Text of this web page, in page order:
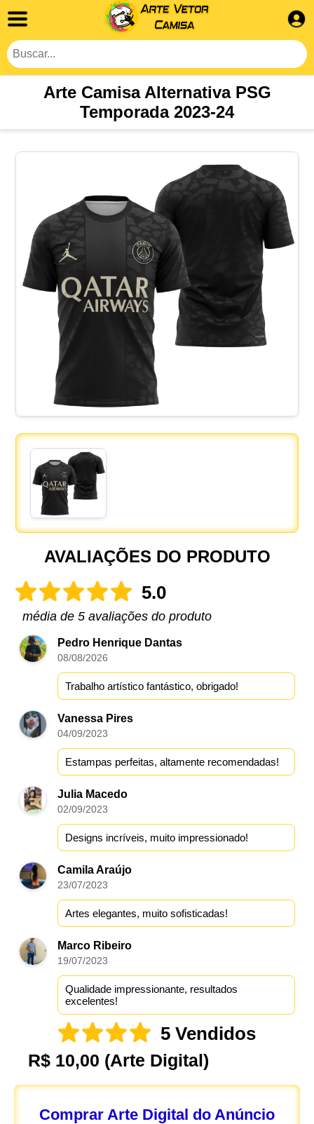
Arte Camisa Alternativa PSG
Temporada 2023-24
AVALIAÇÕES DO PRODUTO
5.0
média de 5 avaliações do produto
Pedro Henrique Dantas
08/08/2026
Trabalho artístico fantástico, obrigado!
Vanessa Pires
04/09/2023
Estampas perfeitas, altamente recomendadas!
Julia Macedo
02/09/2023
Designs incríveis, muito impressionado!
Camila Araújo
23/07/2023
Artes elegantes, muito sofisticadas!
Marco Ribeiro
19/07/2023
Qualidade impressionante, resultados
excelentes!
5 Vendidos
R$ 10,00 (Arte Digital)
Comprar Arte Digital do Anúncio